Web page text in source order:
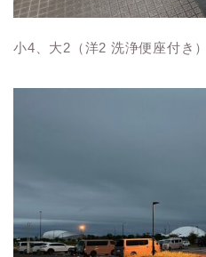
小4、大2（洋2 洗浄便座付き